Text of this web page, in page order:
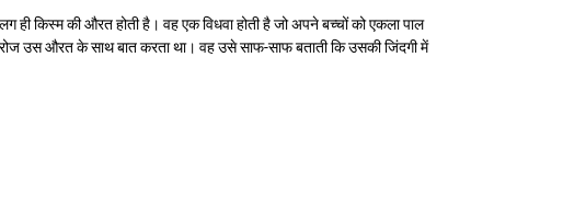
किस्म की औरत होती है। वह एक विधवा होती है जो अपने बच्चों को एकला पाल
उस औरत के साथ बात करता था। वह उसे साफ-साफ बताती कि उसकी जिंदगी में